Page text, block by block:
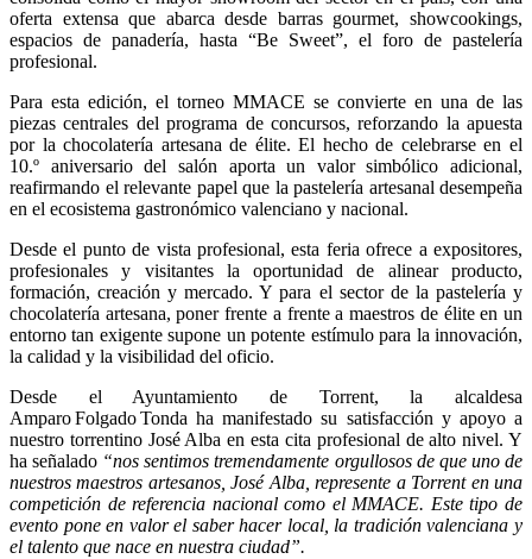
oferta extensa que abarca desde barras gourmet, showcookings,
espacios de panadería, hasta “Be Sweet”, el foro de pastelería
profesional.
Para esta edición, el torneo MMACE se convierte en una de las
piezas centrales del programa de concursos, reforzando la apuesta
por la chocolatería artesana de élite. El hecho de celebrarse en el
10.º aniversario del salón aporta un valor simbólico adicional,
reafirmando el relevante papel que la pastelería artesanal desempeña
en el ecosistema gastronómico valenciano y nacional.
Desde el punto de vista profesional, esta feria ofrece a expositores,
profesionales y visitantes la oportunidad de alinear producto,
formación, creación y mercado. Y para el sector de la pastelería y
chocolatería artesana, poner frente a frente a maestros de élite en un
entorno tan exigente supone un potente estímulo para la innovación,
la calidad y la visibilidad del oficio.
Desde el Ayuntamiento de Torrent, la alcaldesa
Amparo Folgado Tonda ha manifestado su satisfacción y apoyo a
nuestro torrentino José Alba en esta cita profesional de alto nivel. Y
ha señalado “nos sentimos tremendamente orgullosos de que uno de
nuestros maestros artesanos, José Alba, represente a Torrent en una
competición de referencia nacional como el MMACE. Este tipo de
evento pone en valor el saber hacer local, la tradición valenciana y
el talento que nace en nuestra ciudad”.